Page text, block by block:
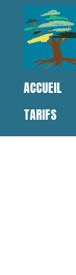
Passer
contenu
principal
ACCUEIL
TARIFS